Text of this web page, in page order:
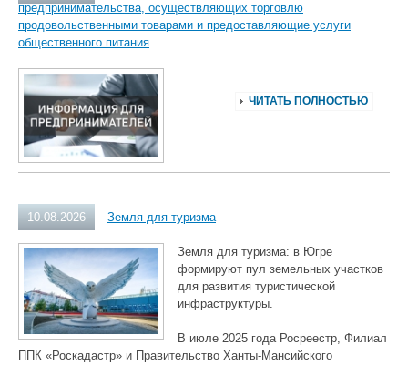
предпринимательства, осуществляющих торговлю
продовольственными товарами и предоставляющие услуги
общественного питания
ЧИТАТЬ ПОЛНОСТЬЮ
10.08.2026 Земля для туризма
Земля для туризма: в Югре
формируют пул земельных участков
для развития туристической
инфраструктуры.
В июле 2025 года Росреестр, Филиал
ППК «Роскадастр» и Правительство Ханты‑Мансийского